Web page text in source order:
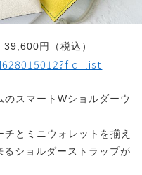
円（税込）
スマートWショルダーウ
とミニウォレットを揃え
る ショルダーストラップが